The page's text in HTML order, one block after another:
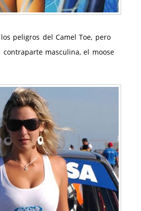
peligros del Camel Toe, pero
masculina, el moose